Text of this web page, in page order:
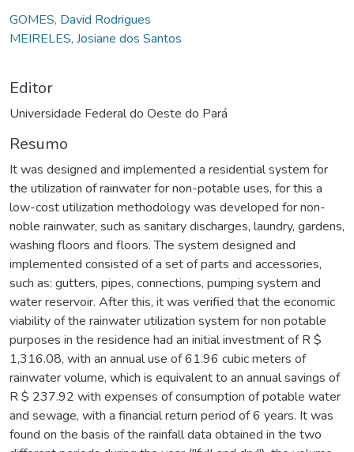
GOMES, David Rodrigues
MEIRELES, Josiane dos Santos
Editor
Universidade Federal do Oeste do Pará
Resumo
It was designed and implemented a residential system for
the utilization of rainwater for non-potable uses, for this a
low-cost utilization methodology was developed for non-
noble rainwater, such as sanitary discharges, laundry, gardens,
washing floors and floors. The system designed and
implemented consisted of a set of parts and accessories,
such as: gutters, pipes, connections, pumping system and
water reservoir. After this, it was verified that the economic
viability of the rainwater utilization system for non potable
purposes in the residence had an initial investment of R $
1,316.08, with an annual use of 61.96 cubic meters of
rainwater volume, which is equivalent to an annual savings of
R $ 237.92 with expenses of consumption of potable water
and sewage, with a financial return period of 6 years. It was
found on the basis of the rainfall data obtained in the two